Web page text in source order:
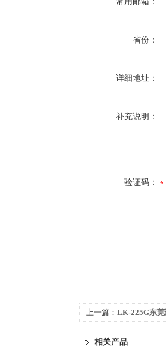
省份：
详细地址：
补充说明：
验证码：
上一篇： LK-225G东
相关产品